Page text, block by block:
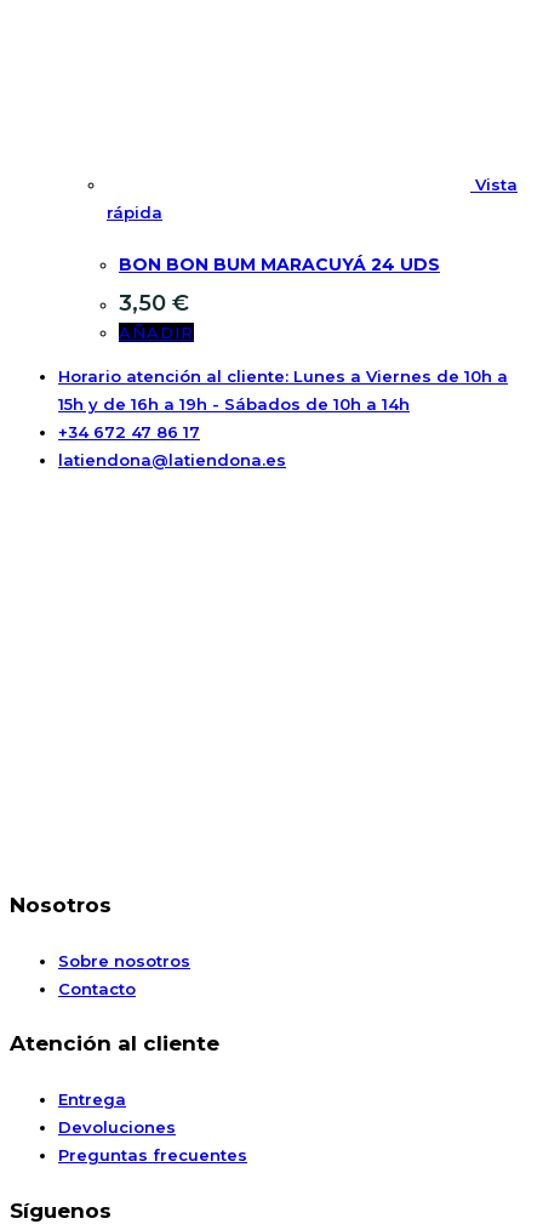
Vista
rápida
BON BON BUM MARACUYÁ 24 UDS
3,50 €
AÑADIR
Horario atención al cliente: Lunes a Viernes de 10h a
15h y de 16h a 19h - Sábados de 10h a 14h
+34 672 47 86 17
latiendona@latiendona.es
Nosotros
Sobre nosotros
Contacto
Atención al cliente
Entrega
Devoluciones
Preguntas frecuentes
Síguenos